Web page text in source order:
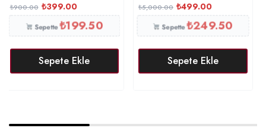
₺900.00 ₺399.00
Sepette₺199.50
Sepete Ekle
₺5,000.00 ₺499.00
Sepette₺249.50
Sepete Ekle